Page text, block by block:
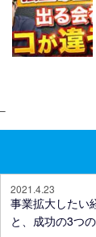
–
2021.4.23
事業拡大したい
と、成功の3つ